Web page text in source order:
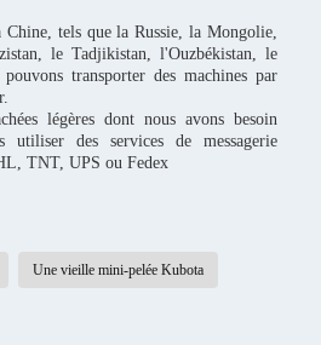
tels que la Russie, la Mongolie,
le Tadjikistan, l'Ouzbékistan, le
transporter des machines par
légères dont nous avons besoin
utiliser des services de messagerie
TNT, UPS ou Fedex
Une vieille mini-pelée Kubota